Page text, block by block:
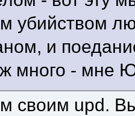
убийством
и
много - мне
своим upd.